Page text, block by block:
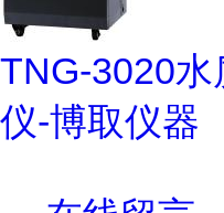
TNG-3020
仪-博取仪器